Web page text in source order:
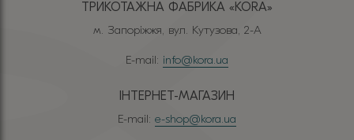
ТРИКОТАЖНА ФАБРИКА «КОRА»
м. Запоріжжя, вул. Кутузова, 2-А
E-mail: info@kora.ua
ІНТЕРНЕТ-МАГАЗИН
E-mail: e-shop@kora.ua